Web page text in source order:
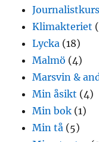
Journalistkurs
Klimakteriet
Lycka (18)
Malmö (4)
Marsvin &
Min åsikt (4)
Min bok (1)
Min tå (5)